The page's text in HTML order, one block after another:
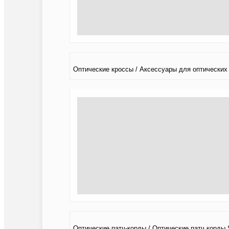
Оптические кроссы / Аксессуары для оптических